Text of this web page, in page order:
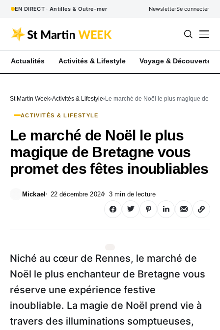
EN DIRECT · Antilles & Outre-mer NewsletterSe connecter
Actualités Activités & Lifestyle Voyage & Découverte
St Martin Week Activités & Lifestyle Le marché de Noël le plus magique de
ACTIVITÉS & LIFESTYLE
Le marché de Noël le plus
magique de Bretagne vous
promet des fêtes inoubliables
Mickael 22 décembre 2024 3 min de lecture
Niché au cœur de Rennes, le marché de
Noël le plus enchanteur de Bretagne vous
réserve une expérience festive
inoubliable. La magie de Noël prend vie à
travers des illuminations somptueuses,